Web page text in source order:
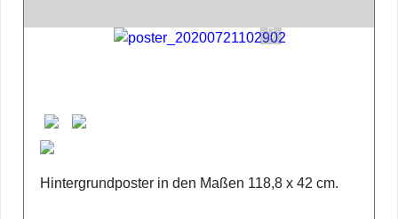
Hintergrundposter in den Maßen 118,8 x 42 cm.